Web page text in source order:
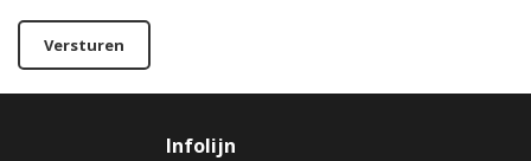
Versturen
Infolijn